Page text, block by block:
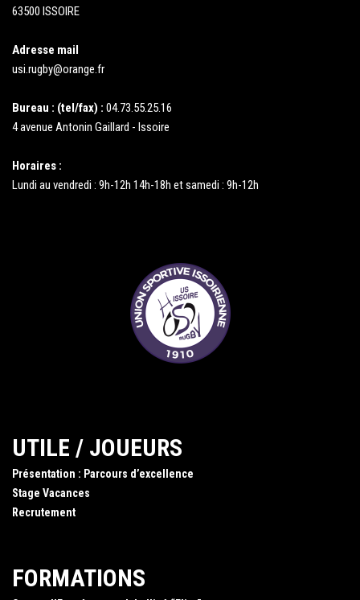
63500 ISSOIRE
Adresse mail
usi.rugby@orange.fr
Bureau : (tel/fax) : 04.73.55.25.16
4 avenue Antonin Gaillard - Issoire
Horaires :
Lundi au vendredi : 9h-12h 14h-18h et samedi : 9h-12h
UTILE / JOUEURS
Présentation : Parcours d’excellence
Stage Vacances
Recrutement
FORMATIONS